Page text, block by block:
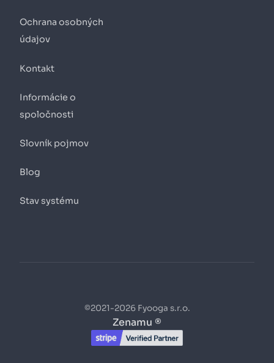
Ochrana osobných
údajov
Kontakt
Informácie o
spoločnosti
Slovník pojmov
Blog
Stav systému
©2021-2026 Fyooga s.r.o.
Zenamu ®